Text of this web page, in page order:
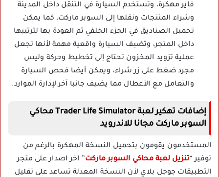
فاير مهكرة، وتستخدم السيارة في التنقل داخل المدينة
وشراء المنتجات ونقلها إلى السوبر ماركت، كما يمكن
تحميل الصناديق في الجزء الخلفي ثم العودة بها لترتيبها
داخل المتجر، وتضيف السيارة واقعية مهمة لأنها تجعل
عملية تزويد المخزون تحتاج إلى تخطيط وحركة وليس
مجرد ضغط على زر شراء، ويمكن أيضا فحص السيارة
والتعامل مع الأعطال مما يضيف جانبا آخر لإدارة الموارد.
إضافات تهكير لعبة Trader Life Simulator محاكي
السوبر ماركت مجانا للاندرويد
المستخدمون يقومون بتحميل النسخة المهكرة بالرغم من
توفير “تنزيل لعبة محاكي السوبر ماركت” اخر اصدار على متجر
التطبيقات جوجل بلاي لأن النسخة المعدلة تساعد على تقليل